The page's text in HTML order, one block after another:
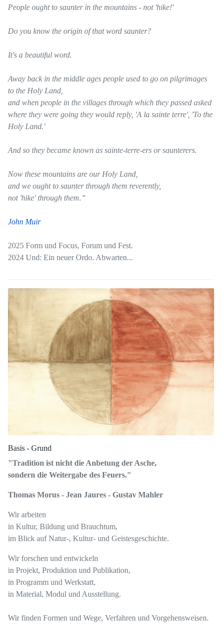
People ought to saunter in the mountains - not 'hike!'
Do you know the origin of that word saunter?
It's a beautiful word.
Away back in the middle ages people used to go on pilgrimages
to the Holy Land,
and when people in the villages through which they passed asked
where they were going they would reply, 'A la sainte terre', 'To the
Holy Land.'
And so they became known as sainte-terre-ers or saunterers.
Now these mountains are our Holy Land,
and we ought to saunter through them reverently,
not 'hike' through them.”
John Muir
2025 Form und Focus, Forum und Fest.
2024 Und: Ein neuer Ordo. Abwarten...
Basis - Grund
"Tradition ist nicht die Anbetung der Asche,
sondern die Weitergabe des Feuers."
Thomas Morus - Jean Jaures - Gustav Mahler
Wir arbeiten
in Kultur, Bildung und Brauchtum,
im Blick auf Natur-, Kultur- und Geistesgeschichte.
Wir forschen und entwickeln
in Projekt, Produktion und Publikation,
in Programm und Werkstatt,
in Material, Modul und Ausstellung.
Wir finden Formen und Wege, Verfahren und Vorgehensweisen.